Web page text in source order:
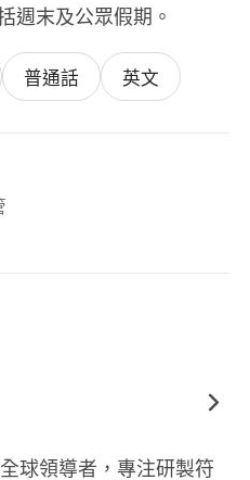
週末及公眾假期。
普通話 英文
球領導者，專注研製符